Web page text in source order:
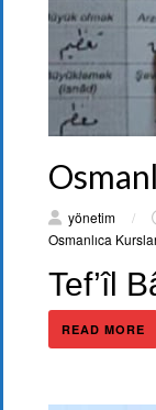
yönetim /
Osmanlıca
Tef’îl
READ MORE